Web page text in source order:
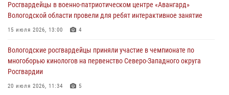
29 июля 2026, 13:20
В Вологде росгвардейцы задержали мужчину, подозреваемого в
29 июля 2026, 09:08
Росгвардейцы в военно-патриотическом центре «Авангард»
Вологодской области провели для ребят интерактивное занятие
15 июля 2026, 13:00 4
Вологодские росгвардейцы приняли участие в чемпионате по
многоборью кинологов на первенство Северо-Западного округа
Росгвардии
20 июля 2026, 11:34 5